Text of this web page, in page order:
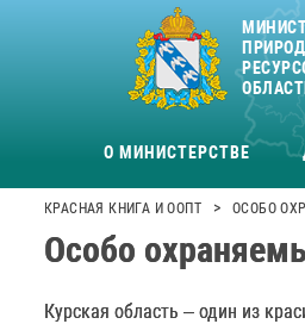
О МИНИСТЕРСТВЕ
КРАСНАЯ КНИГА И ООПТ > ОСОБО
Особо
Курская область – один из